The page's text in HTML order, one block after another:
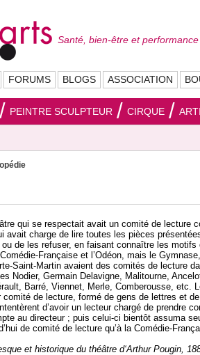
Santé, bien-être et
FORUMS BLOGS ASSOCIATION
PEINTRE SCULPTEUR CIRQUE
qui se respectait avait un comité de lecture
avait charge de lire toutes les pièces
de les refuser, en faisant connaître les motifs
Française et l’Odéon, mais le
Saint-Martin avaient des comités de lecture
Nodier, Germain Delavigne, Malitourne,
Barré, Viennet, Merle, Comberousse, etc.
de lecture, formé de gens de lettres et
d’avoir un lecteur chargé de prendre
au directeur ; puis celui-ci bientôt assuma
de comité de lecture qu’à la Comédie-
et historique du théâtre d‘Arthur Pougin,